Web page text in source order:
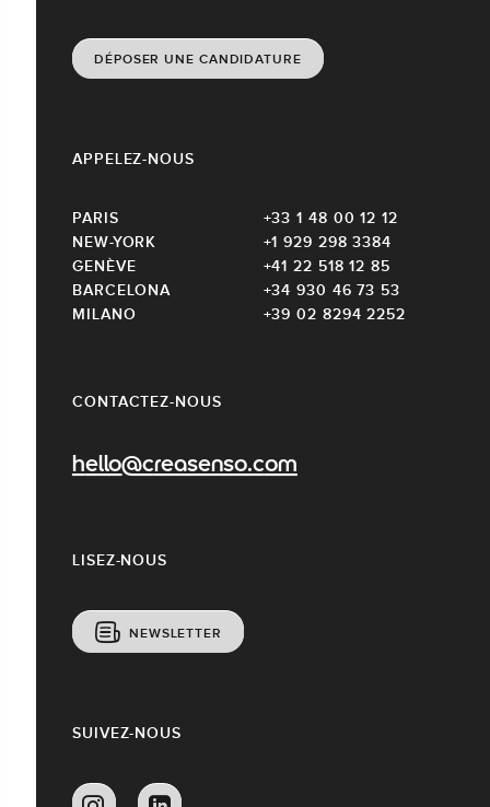
CONTACTEZ-NOUS
hello@creasenso.com
DÉPOSER UNE CANDIDATURE
LISEZ-NOUS
NEWSLETTER
APPELEZ-NOUS
PARIS
+33 1 48 00 12 12
NEW-YORK
+1 929 298 3384
GENÈVE
+41 22 518 12 85
BARCELONA
+34 930 46 73 53
MILANO
+39 02 8294 2252
SUIVEZ-NOUS